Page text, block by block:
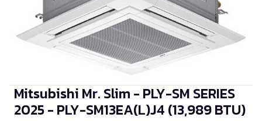
Mitsubishi Mr. Slim - PLY-SM SERIES
2025 - PLY-SM13EA(L)J4 (13,989 BTU)